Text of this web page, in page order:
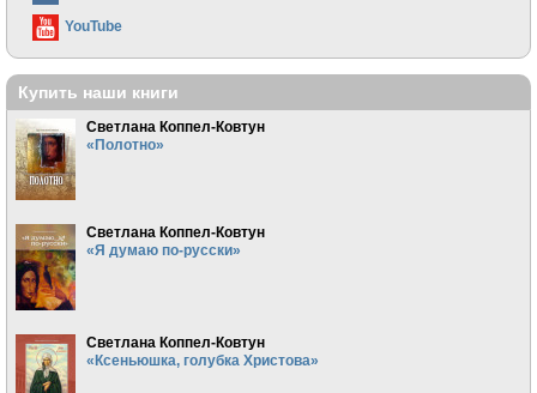
YouTube
Купить наши книги
Светлана Коппел-Ковтун
«Полотно»
Светлана Коппел-Ковтун
«Я думаю по-русски»
Светлана Коппел-Ковтун
«Ксеньюшка, голубка Христова»